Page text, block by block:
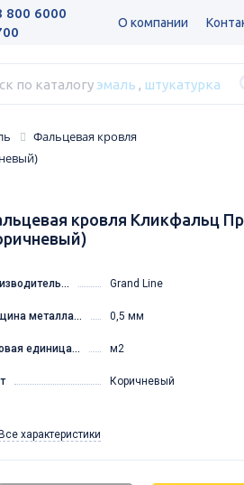
800 6000
О компании
по каталогу эмаль штукатурка
Фальцевая кровля
кровля Кликфальц
Grand Line
металла... 0,5 мм
единица... м2
Коричневый
Все характеристики